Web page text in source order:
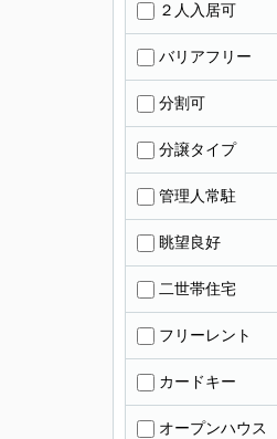
２人入居可
バリアフリー
分割可
分譲タイプ
管理人常駐
眺望良好
二世帯住宅
フリーレント
カードキー
オープンハウス